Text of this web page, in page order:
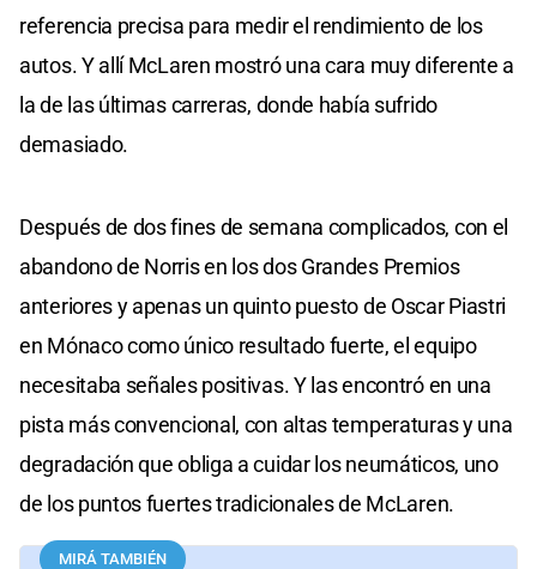
referencia precisa para medir el rendimiento de los
autos. Y allí McLaren mostró una cara muy diferente a
la de las últimas carreras, donde había sufrido
demasiado.
Después de dos fines de semana complicados, con el
abandono de Norris en los dos Grandes Premios
anteriores y apenas un quinto puesto de Oscar Piastri
en Mónaco como único resultado fuerte, el equipo
necesitaba señales positivas. Y las encontró en una
pista más convencional, con altas temperaturas y una
degradación que obliga a cuidar los neumáticos, uno
de los puntos fuertes tradicionales de McLaren.
MIRÁ TAMBIÉN